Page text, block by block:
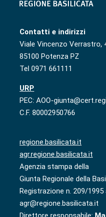
Contatti e indirizzi
Viale Vincenzo Verrastro,
85100 Potenza PZ
Tel 0971 661111
URP
PEC: AOO-
C.F. 80002950766
regione.basilicata.it
agr.regione.basilicata.it
Agenzia stampa della
Giunta Regionale della
Registrazione n. 209/
agr@regione.basilicata.it